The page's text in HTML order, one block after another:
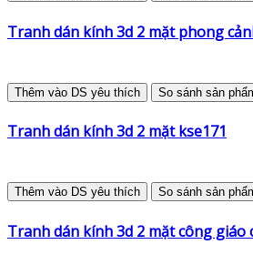
Tranh dán kính 3d 2 mặt phong
Thêm vào DS yêu thích So sánh sản
Tranh dán kính 3d 2 mặt kse171
Thêm vào DS yêu thích So sánh sản
Tranh dán kính 3d 2 mặt công giáo